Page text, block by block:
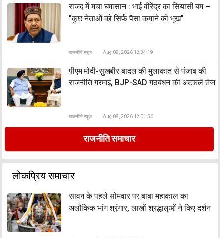
राजद में मचा घमासान : भाई वीरेंद्र का सियासी बम –
"कुछ नेताओं को सिर्फ पैसा कमाने की भूख”
राजनीति न्यूज़ Aug 08, 2026 12:34:19
पीएम मोदी-सुखबीर बादल की मुलाकात से पंजाब की
राजनीति गरमाई, BJP-SAD गठबंधन की अटकलें तेज
राजनीति न्यूज़ Aug 08, 2026 12:01:56
राजनीति समाचार
लोकप्रिय समाचार
सावन के पहले सोमवार पर बाबा महाकाल का
अलौकिक भांग श्रृंगार, लाखों श्रद्धालुओं ने किए दर्शन